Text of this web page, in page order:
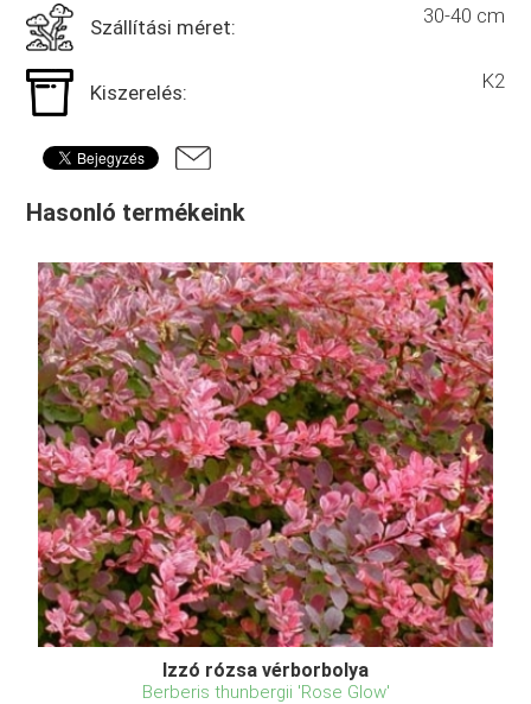
Szállítási méret: 30-40 cm
Kiszerelés: K2
Hasonló termékeink
Izzó rózsa vérborbolya
Berberis thunbergii 'Rose Glow'